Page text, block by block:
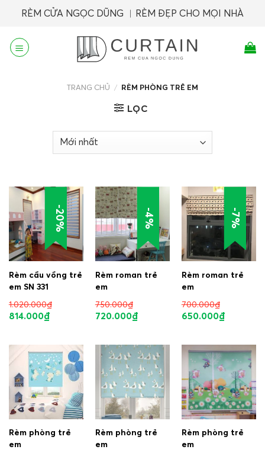
content
RÈM CỬA NGỌC DŨNG ︱RÈM ĐẸP CHO MỌI NHÀ
TRANG CHỦ / RÈM PHÒNG TRẺ EM
LỌC
-20%
Rèm cầu vồng trẻ
em SN 331
1.020.000₫
814.000₫
-4%
Rèm roman trẻ
em
750.000₫
720.000₫
-7%
Rèm roman trẻ
em
700.000₫
650.000₫
Rèm phòng trẻ
em
Rèm phòng trẻ
em
Rèm phòng trẻ
em